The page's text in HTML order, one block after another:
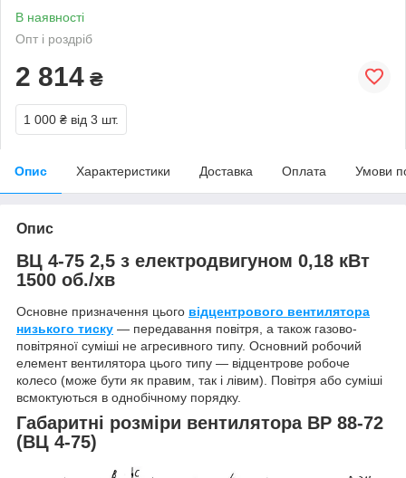
В наявності
Опт і роздріб
2 814 ₴
1 000 ₴ від 3 шт.
Опис Характеристики Доставка Оплата Умови
Опис
ВЦ 4-75 2,5 з електродвигуном 0,18 кВт
1500 об./хв
Основне призначення цього відцентрового вентилятора
низького тиску — передавання повітря, а також газово-
повітряної суміші не агресивного типу. Основний робочий
елемент вентилятора цього типу — відцентрове робоче
колесо (може бути як правим, так і лівим). Повітря або суміші
всмоктуються в однобічному порядку.
Габаритні розміри вентилятора ВР 88-72
(ВЦ 4-75)